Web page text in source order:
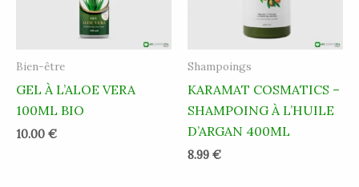
Bien-être
GEL À L’ALOE VERA
100ML BIO
10.00 €
Shampoings
KARAMAT COSMATICS –
SHAMPOING À L’HUILE
D’ARGAN 400ML
8.99 €